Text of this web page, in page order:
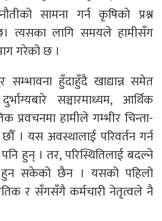
सामना गर्न कृषिको प्रश्न
त्यसका लागि समयले हामीसँग
गरेको छ ।
हुँदाहुँदै खाद्यान्न समेत
सञ्चारमाध्यम, आर्थिक
प्रवचनमा हामीले गम्भीर चिन्ता-
। यस अवस्थालाई परिवर्तन गर्न
हुन् । तर, परिस्थितिलाई बदल्ने
हुन सकेको छैन । यसको पहिलो
र सँगसँगै कर्मचारी नेतृत्वले नै